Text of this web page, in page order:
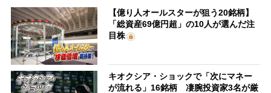
【億り人オールスターが狙う20銘柄】
「総資産69億円超」の10人が選んだ注
目株
キオクシア・ショックで「次にマネー
が流れる」16銘柄 凄腕投資家3名が厳